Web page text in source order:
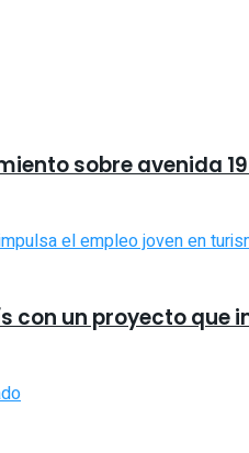
sobre avenida
un proyecto que